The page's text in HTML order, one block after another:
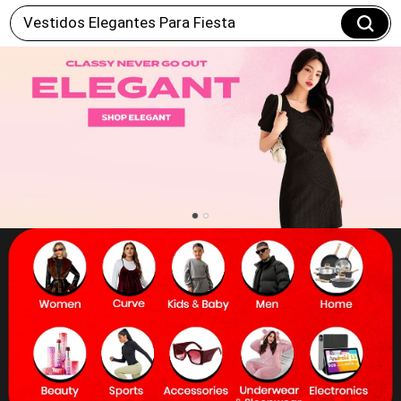
Vestidos Elegantes Para Fiesta